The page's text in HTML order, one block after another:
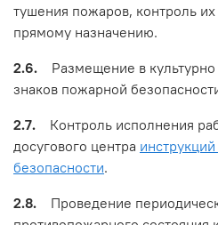
тушения пожаров, контроль
прямому назначению.
2.6. Размещение в культурно
знаков пожарной
2.7. Контроль исполнения
досугового центра
безопасности.
2.8. Проведение